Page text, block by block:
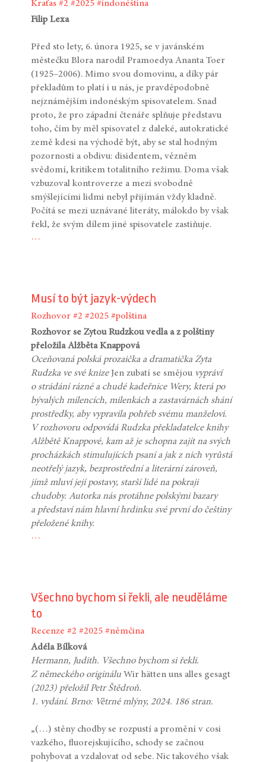
Kraťas #2 #2025 #indonéština
Filip Lexa
Před sto lety, 6. února 1925, se v javánském
městečku Blora narodil Pramoedya Ananta Toer
(1925–2006). Mimo svou domovinu, a díky pár
překladům to platí i u nás, je pravděpodobně
nejznámějším indonéským spisovatelem. Snad
proto, že pro západní čtenáře splňuje představu
toho, čím by měl spisovatel z daleké, autokratické
země kdesi na východě být, aby se stal hodným
pozornosti a obdivu: disidentem, vězněm
svědomí, kritikem totalitního režimu. Doma však
vzbuzoval kontroverze a mezi svobodně
smýšlejícími lidmi nebyl přijímán vždy kladně.
Počítá se mezi uznávané literáty, málokdo by však
řekl, že svým dílem jiné spisovatele zastiňuje.
…
Musí to být jazyk-výdech
Rozhovor #2 #2025 #polština
Rozhovor se Zytou Rudzkou vedla a z polštiny
přeložila Alžběta Knappová
Oceňovaná polská prozaička a dramatička Zyta
Rudzka ve své knizeJen zubatí se smějou vypráví
o strádání rázné a chudé kadeřnice Wery, která po
bývalých milencích, milenkách a zastavárnách shání
prostředky, aby vypravila pohřeb svému manželovi.
V rozhovoru odpovídá Rudzka překladatelce knihy
Alžbětě Knappové, kam až je schopna zajít na svých
procházkách stimulujících psaní a jak z nich vyrůstá
neotřelý jazyk, bezprostřední a literární zároveň,
jímž mluví její postavy, starší lidé na pokraji
chudoby. Autorka nás protáhne polskými bazary
a představí nám hlavní hrdinku své první do češtiny
přeložené knihy.
…
Všechno bychom si řekli, ale neuděláme
to
Recenze #2 #2025 #němčina
Adéla Bílková
Hermann, Judith. Všechno bychom si řekli.
Z německého origináluWir hätten uns alles gesagt
(2023) přeložil Petr Štědroň.
1. vydání. Brno: Větrné mlýny, 2024. 186 stran.
„(…) stěny chodby se rozpustí a promění v cosi
vazkého, fluorejskujícího, schody se začnou
pohybovat a vzdalovat od sebe. Nic takového však